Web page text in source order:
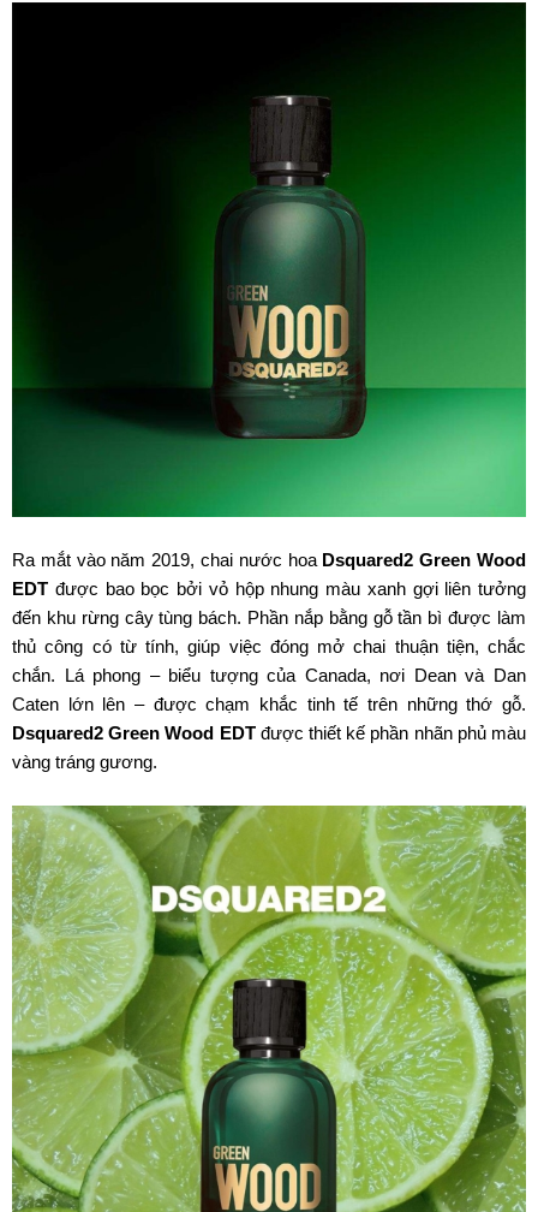
Ra mắt vào năm 2019, chai nước hoa Dsquared2 Green Wood
EDT được bao bọc bởi vỏ hộp nhung màu xanh gợi liên tưởng
đến khu rừng cây tùng bách. Phần nắp bằng gỗ tần bì được làm
thủ công có từ tính, giúp việc đóng mở chai thuận tiện, chắc
chắn. Lá phong – biểu tượng của Canada, nơi Dean và Dan
Caten lớn lên – được chạm khắc tinh tế trên những thớ gỗ.
Dsquared2 Green Wood EDTđược thiết kế phần nhãn phủ màu
vàng tráng gương.